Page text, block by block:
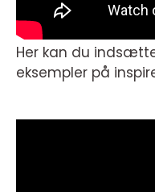
Her kan du
eksempler på